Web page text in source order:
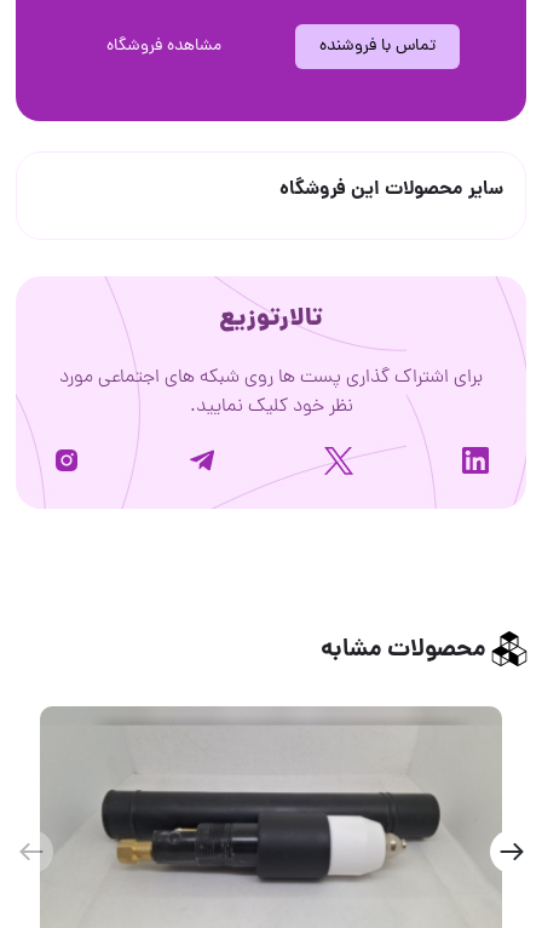
تماس با فروشنده مشاهده فروشگاه
سایر محصولات این فروشگاه
تالارتوزیع
برای اشتراک گذاری پست ها روی شبکه های اجتماعی مورد
نظر خود کلیک نمایید.
محصولات مشابه